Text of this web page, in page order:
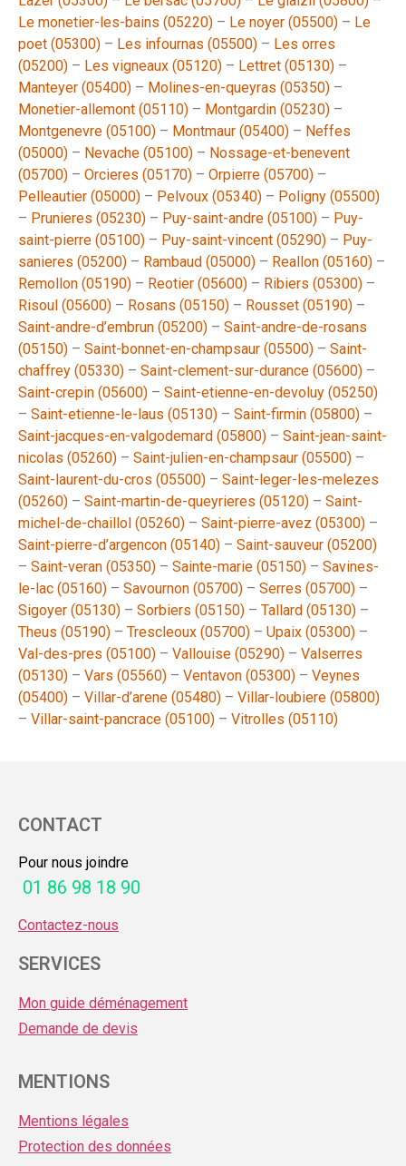
Le monetier-les-bains (05220) – Le noyer (05500) – Le
poet (05300) – Les infournas (05500) – Les orres
(05200) – Les vigneaux (05120) – Lettret (05130) –
Manteyer (05400) – Molines-en-queyras (05350) –
Monetier-allemont (05110) – Montgardin (05230) –
Montgenevre (05100) – Montmaur (05400) – Neffes
(05000) – Nevache (05100) – Nossage-et-benevent
(05700) – Orcieres (05170) – Orpierre (05700) –
Pelleautier (05000) – Pelvoux (05340) – Poligny (05500)
– Prunieres (05230) – Puy-saint-andre (05100) – Puy-
saint-pierre (05100) – Puy-saint-vincent (05290) – Puy-
sanieres (05200) – Rambaud (05000) – Reallon (05160) –
Remollon (05190) – Reotier (05600) – Ribiers (05300) –
Risoul (05600) – Rosans (05150) – Rousset (05190) –
Saint-andre-d’embrun (05200) – Saint-andre-de-rosans
(05150) – Saint-bonnet-en-champsaur (05500) – Saint-
chaffrey (05330) – Saint-clement-sur-durance (05600) –
Saint-crepin (05600) – Saint-etienne-en-devoluy (05250)
– Saint-etienne-le-laus (05130) – Saint-firmin (05800) –
Saint-jacques-en-valgodemard (05800) – Saint-jean-saint-
nicolas (05260) – Saint-julien-en-champsaur (05500) –
Saint-laurent-du-cros (05500) – Saint-leger-les-melezes
(05260) – Saint-martin-de-queyrieres (05120) – Saint-
michel-de-chaillol (05260) – Saint-pierre-avez (05300) –
Saint-pierre-d’argencon (05140) – Saint-sauveur (05200)
– Saint-veran (05350) – Sainte-marie (05150) – Savines-
le-lac (05160) – Savournon (05700) – Serres (05700) –
Sigoyer (05130) – Sorbiers (05150) – Tallard (05130) –
Theus (05190) – Trescleoux (05700) – Upaix (05300) –
Val-des-pres (05100) – Vallouise (05290) – Valserres
(05130) – Vars (05560) – Ventavon (05300) – Veynes
(05400) – Villar-d’arene (05480) – Villar-loubiere (05800)
– Villar-saint-pancrace (05100) – Vitrolles (05110)
CONTACT
Pour nous joindre
01 86 98 18 90
Contactez-nous
SERVICES
Mon guide déménagement
Demande de devis
MENTIONS
Mentions légales
Protection des données